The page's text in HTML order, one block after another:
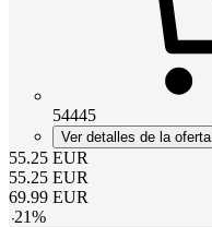
54445
Ver detalles de la oferta
55.25 EUR
55.25 EUR
69.99 EUR
-21%